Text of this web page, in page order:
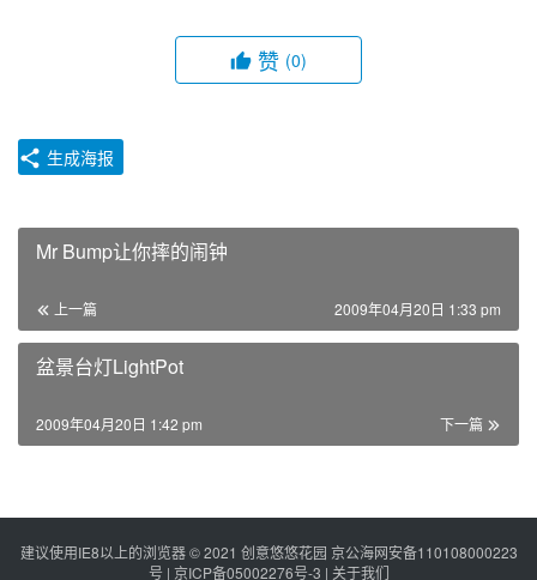
赞 (0)
生成海报
Mr Bump让你摔的闹钟
上一篇 2009年04月20日 1:33 pm
盆景台灯LightPot
下一篇
2009年04月20日 1:42 pm
建议使用IE8以上的浏览器 © 2021 创意悠悠花园 京公海网安备110108000223
号 | 京ICP备05002276号-3 | 关于我们